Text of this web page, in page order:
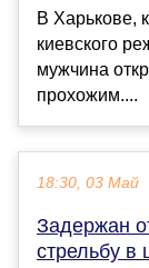
В Харькове,
киевского
мужчина
прохожим....
18:30, 03 Май
Задержан
стрельбу в